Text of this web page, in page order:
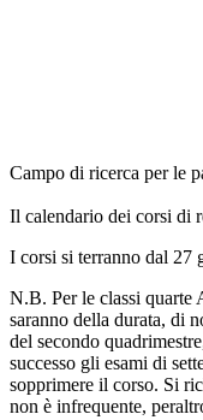
Campo di ricerca per le
Il calendario dei corsi di
I corsi si terranno dal 27
N.B. Per le classi quarte
saranno della durata, di
del secondo
successo gli esami di
sopprimere il corso. Si
non è infrequente,